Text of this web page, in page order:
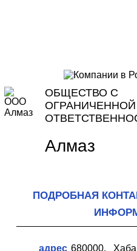
ОБЩЕСТВО С
ОГРАНИЧЕННОЙ
Алмаз
ПОДРОБНАЯ
адрес 680000,